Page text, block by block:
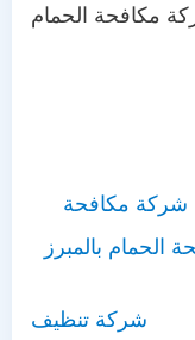
مكافحة الحمام
شركة مكافحة
الحمام بالمبرز
شركة تنظيف